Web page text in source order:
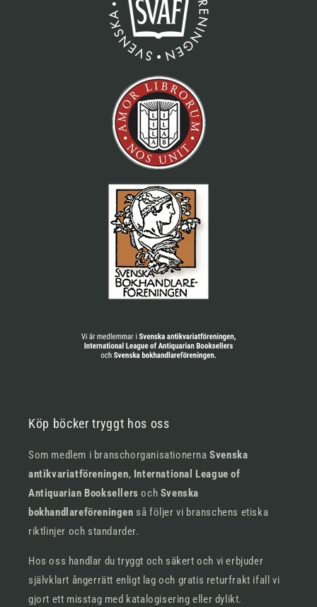
Köp böcker tryggt hos oss
Som medlem i branschorganisationernaSvenska
antikvariatföreningen, International League of
Antiquarian Booksellersoch Svenska
bokhandlareföreningen så följer vi branschens etiska
riktlinjer och standarder.
Hos oss handlar du tryggt och säkert och vi erbjuder
självklart ångerrätt enligt lag och gratis returfrakt ifall vi
gjort ett misstag med katalogisering eller dylikt.